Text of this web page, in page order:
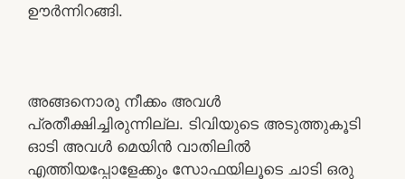
ഊർന്നിറങ്ങി.
അങ്ങനൊരു നീക്കം അവൾ
പ്രതീക്ഷിച്ചിരുന്നില്ല. ടിവിയുടെ അടുത്തുകൂടി
ഓടി അവൾ മെയിൻ വാതിലിൽ
എത്തിയപ്പോളേക്കും സോഫയിലൂടെ ചാടി ഒരു